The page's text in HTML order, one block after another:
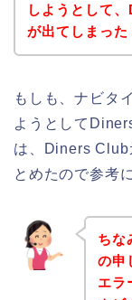
しようとして
が出てしまった
もしも、ナビタ
ようとして
は、Diners Club
とめたので参考
ちな
の申
エラ